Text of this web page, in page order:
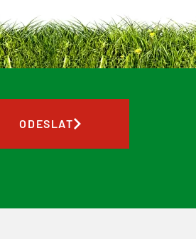
ODESLAT